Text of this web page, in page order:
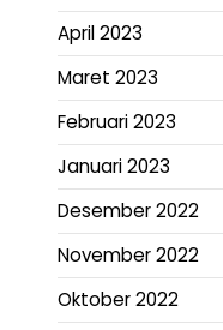
April 2023
Maret 2023
Februari 2023
Januari 2023
Desember 2022
November 2022
Oktober 2022